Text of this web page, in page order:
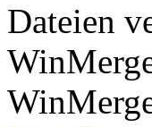
Dateien